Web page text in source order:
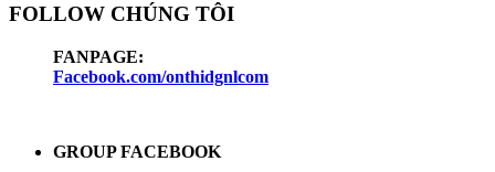
FOLLOW CHÚNG TÔI
FANPAGE:
Facebook.com/onthidgnlcom
GROUP FACEBOOK